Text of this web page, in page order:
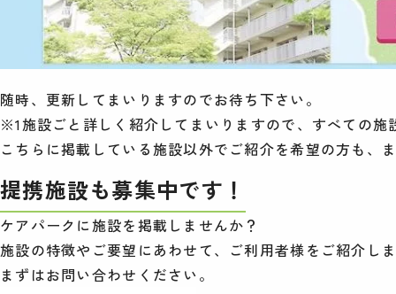
随時、更新してまいりますのでお待ち下さい。
※1施設ごと詳しく紹介してまいりますので、すべての
こちらに掲載している施設以外でご紹介を希望の方も、
提携施設も募集中です！
ケアパークに施設を掲載しませんか？
施設の特徴やご要望にあわせて、ご利用者様をご紹介し
まずはお問い合わせください。